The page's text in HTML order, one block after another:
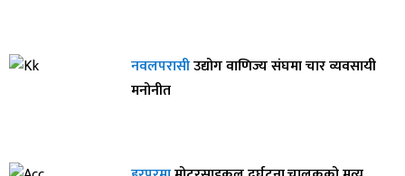
नवलपरासीउद्योग वाणिज्य संघमा चार व्यवसायी
मनोनीत